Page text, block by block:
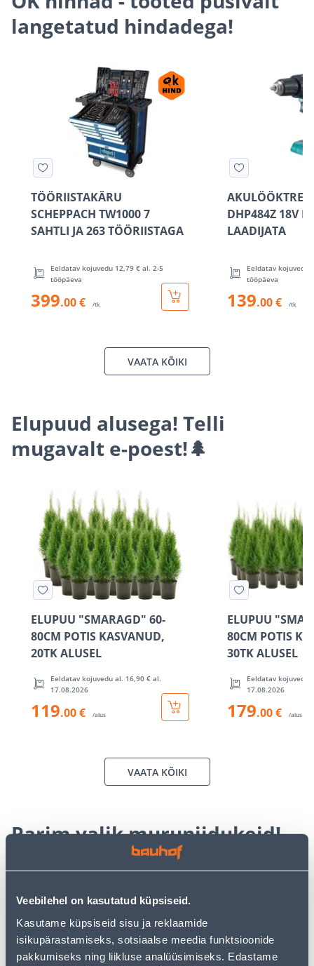
Veebilehel on kasutatud küpsiseid.
Kasutame küpsiseid sisu ja reklaamide
isikupärastamiseks, sotsiaalse meedia funktsioonide
pakkumiseks ning liikluse analüüsimiseks. Edastame
langetatud hindadega!
TÖÖRIISTAKÄRU
SCHEPPACH TW1000 7
SAHTLI JA 263 TÖÖRIISTAGA
Eeldatav kojuvedu 12,79 € al. 2-5
tööpäeva
399.00 € /tk
DHP484Z 18V
LAADIJATA
Eeldatav kojuvedu
tööpäeva
139.00 € /tk
VAATA KÕIKI
Elupuud alusega! Telli
mugavalt e-poest!🌲
ELUPUU "SMARAGD" 60-
80CM POTIS KASVANUD,
20TK ALUSEL
Eeldatav kojuvedu al. 16,90 € al.
17.08.2026
119.00 € /alus
ELUPUU
80CM POTIS
30TK ALUSEL
Eeldatav kojuvedu
17.08.2026
179.00 € /alus
VAATA KÕIKI
Parim valik muruniidukeid!